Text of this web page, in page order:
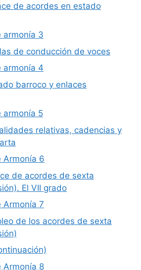
de acordes en estado
armonía 3
de conducción de voces
armonía 4
barroco y enlaces
armonía 5
relativas, cadencias y
Armonía 6
de acordes de sexta
El VII grado
Armonía 7
de los acordes de sexta
Armonía 8